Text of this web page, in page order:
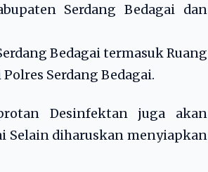
Serdang Bedagai dan
Bedagai termasuk Ruang
Serdang Bedagai.
Desinfektan juga akan
Selain diharuskan menyiapkan